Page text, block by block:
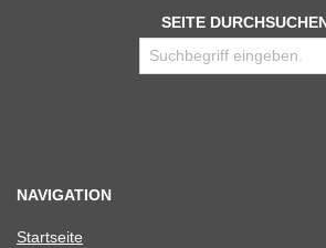
SEITE
NAVIGATION
Start­seite